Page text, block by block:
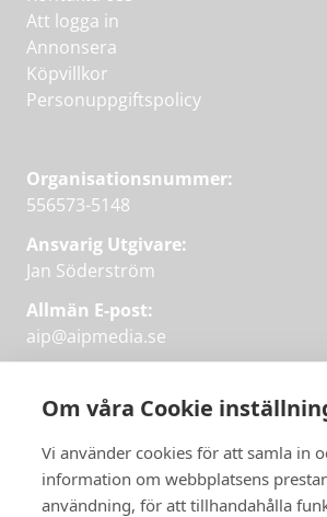
Om våra Cookie
Vi använder cookies för att samla in
information om webbplatsens
användning, för att tillhandahålla
Att logga in
Annonsera
Köpvillkor
Personuppgiftspolicy
Organisationsnummer:
556573-5148
Ansvarig Utgivare:
Jan Söderström
Allmän E-post:
aip@aipmedia.se
aip@flowyinfo.seeller 08-1210 60 40.
Instagram
LinkedIn
Twitter
Facebook